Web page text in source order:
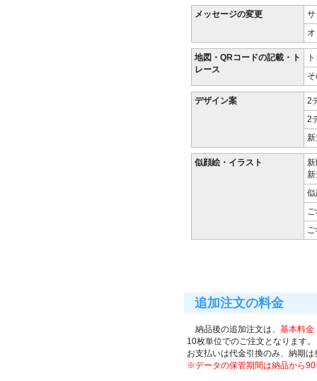
メッセージの変更
地図・QRコードの記載・ト
レース
デザイン案
2
2
似顔絵・イラスト
追加注文の料金
納品後の追加注文は、 基本料
10枚単位でのご注文となります。
お支払いは代金引換のみ、納期
※データの保管期間は納品から